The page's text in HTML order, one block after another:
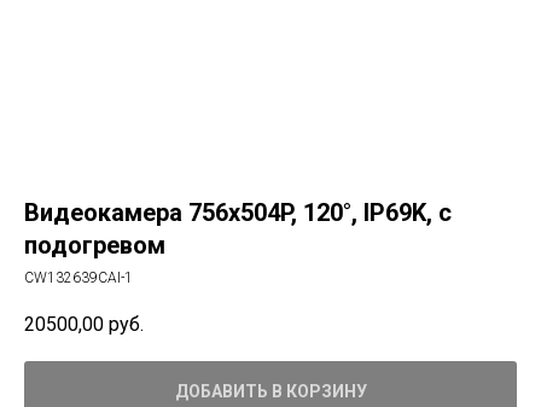
Видеокамера 756х504P, 120°, IP69K, с
подогревом
CW132639CAI-1
20500,00 руб.
ДОБАВИТЬ В КОРЗИНУ